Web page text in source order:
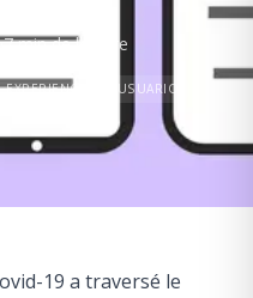
·7 min de lecture
EXPERIENCIA DE USUARIO
19 a traversé le